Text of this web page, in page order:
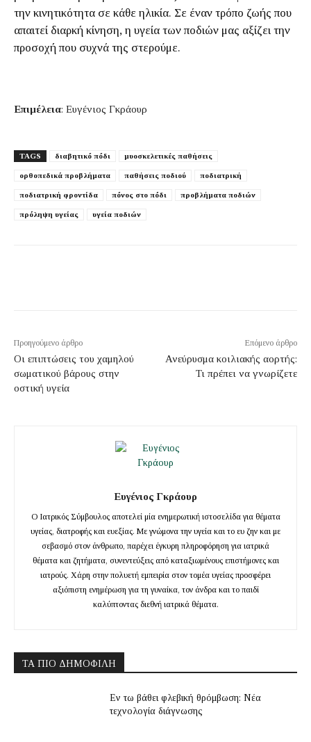
την κινητικότητα σε κάθε ηλικία. Σε έναν τρόπο ζωής που
απαιτεί διαρκή κίνηση, η υγεία των ποδιών μας αξίζει την
προσοχή που συχνά της στερούμε.
Επιμέλεια: Ευγένιος Γκράουρ
TAGS διαβητικό πόδι μυοσκελετικές παθήσεις
ορθοπεδικά προβλήματα παθήσεις ποδιού ποδιατρική
ποδιατρική φροντίδα πόνος στο πόδι προβλήματα ποδιών
πρόληψη υγείας υγεία ποδιών
Προηγούμενο άρθρο
Οι επιπτώσεις του χαμηλού
σωματικού βάρους στην
οστική υγεία
Επόμενο άρθρο
Ανεύρυσμα κοιλιακής αορτής:
Τι πρέπει να γνωρίζετε
Ευγένιος Γκράουρ
Ο Ιατρικός Σύμβουλος αποτελεί μία ενημερωτική ιστοσελίδα για θέματα
υγείας, διατροφής και ευεξίας. Με γνώμονα την υγεία και το ευ ζην και με
σεβασμό στον άνθρωπο, παρέχει έγκυρη πληροφόρηση για ιατρικά
θέματα και ζητήματα, συνεντεύξεις από καταξιωμένους επιστήμονες και
ιατρούς. Χάρη στην πολυετή εμπειρία στον τομέα υγείας προσφέρει
αξιόπιστη ενημέρωση για τη γυναίκα, τον άνδρα και το παιδί
καλύπτοντας διεθνή ιατρικά θέματα.
ΤΑ ΠΙΟ ΔΗΜΟΦΙΛΉ
Εν τω βάθει φλεβική θρόμβωση: Νέα
τεχνολογία διάγνωσης